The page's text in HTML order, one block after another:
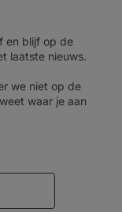
en blijf op de
laatste nieuws.
we niet op de
waar je aan